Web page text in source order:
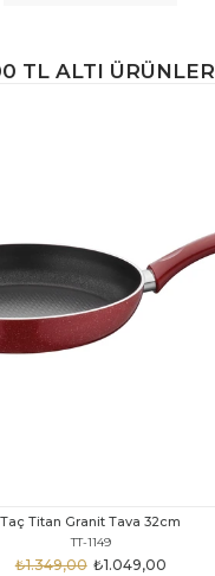
TL ALTI ÜRÜNLER
Taç Titan Granit Tava 30cm
TT-1148
₺999,00
₺1.875,00